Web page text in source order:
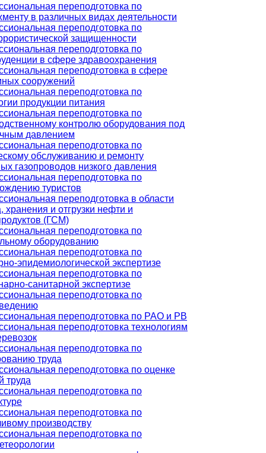
переподготовка по
в различных видах деятельности
переподготовка по
защищенности
переподготовка по
в сфере здравоохранения
переподготовка в сфере
сооружений
переподготовка по
продукции питания
переподготовка по
контролю оборудования под
давлением
переподготовка по
обслуживанию и ремонту
газопроводов низкого давления
переподготовка по
туристов
переподготовка в области
хранения и отгрузки нефти и
(ГСМ)
переподготовка по
оборудованию
переподготовка по
эпидемиологической экспертизе
переподготовка по
санитарной экспертизе
переподготовка по
переподготовка по РАО и РВ
переподготовка технологиям
переподготовка по
труда
переподготовка по оценке
труда
переподготовка по
переподготовка по
производству
переподготовка по